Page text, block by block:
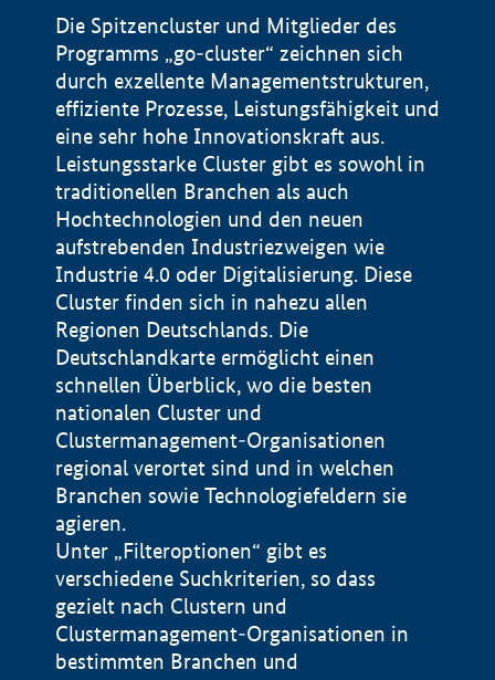
Die Spitzencluster und Mitglieder des
Programms „go-cluster“ zeichnen sich
durch exzellente Managementstrukturen,
effiziente Prozesse, Leistungsfähigkeit und
eine sehr hohe Innovationskraft aus.
Leistungsstarke Cluster gibt es sowohl in
traditionellen Branchen als auch
Hochtechnologien und den neuen
aufstrebenden Industriezweigen wie
Industrie 4.0 oder Digitalisierung. Diese
Cluster finden sich in nahezu allen
Regionen Deutschlands. Die
Deutschlandkarte ermöglicht einen
schnellen Überblick, wo die besten
nationalen Cluster und
Clustermanagement-Organisationen
regional verortet sind und in welchen
Branchen sowie Technologiefeldern sie
agieren.
Unter „Filteroptionen“ gibt es
verschiedene Suchkriterien, so dass
gezielt nach Clustern und
Clustermanagement-Organisationen in
bestimmten Branchen und
Impressum
Datenschutzerklärung
BMWE, 2026 ©
100 km © Geobasis-DE / BKG 2015